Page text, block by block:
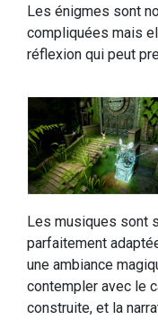
Les énigmes sont
compliquées mais
réflexion qui peut
Les musiques sont
parfaitement
une ambiance
contempler avec le
construite, et la